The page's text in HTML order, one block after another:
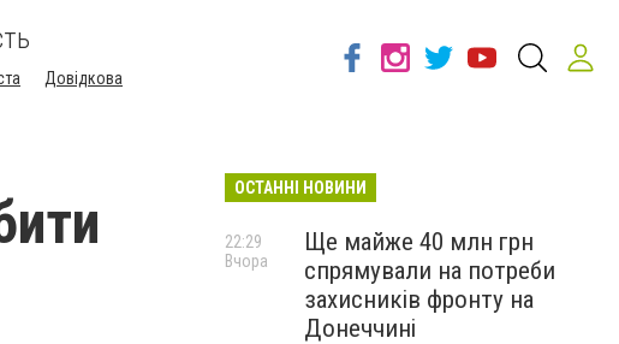
Довідкова
ОСТАННІ НОВИНИ
Ще майже 40 млн грн
спрямували на потреби
захисників фронту на
Донеччині
22:29
Вчора